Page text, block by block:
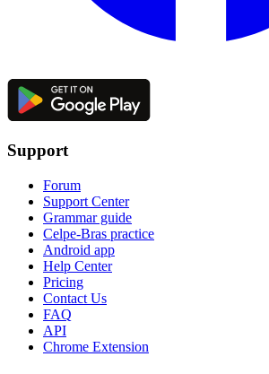
Support
Forum
Support Center
Grammar guide
Celpe-Bras practice
Android app
Help Center
Pricing
Contact Us
FAQ
API
Chrome Extension